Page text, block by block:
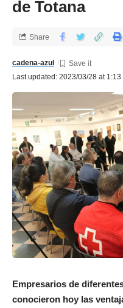
de Totana
Last updated: 2023/03/28 at 1:13
cadena-azul
Share
Empresarios de
conocieron hoy las